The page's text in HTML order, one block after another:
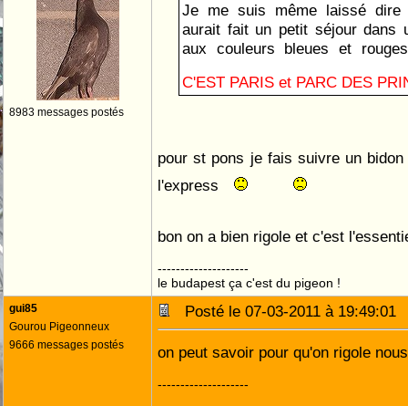
8983 messages postés
Je me suis même laissé dire
aurait fait un petit séjour dans
aux couleurs bleues et
C'EST PARIS et PARC DES
pour st pons je fais suivre un
l'express
bon on a bien rigole et c'est
--------------------
le budapest ça c'est du pigeon !
gui85
Gourou Pigeonneux
9666 messages postés
Posté le 07-03-2011 à
on peut savoir pour qu'on rigole
--------------------